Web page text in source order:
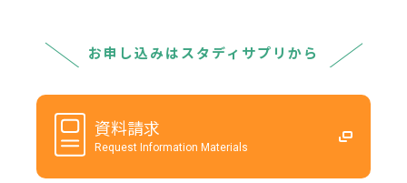
お申し込みはスタディサプリから
資料請求
Request Information Materials